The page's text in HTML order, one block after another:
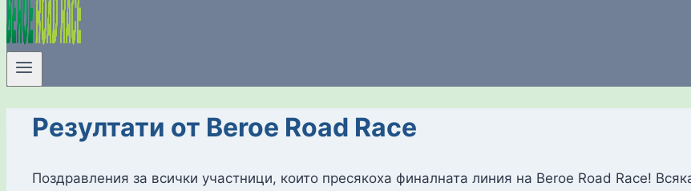
Резултати от Beroe Road Race
Поздравления за всички участници, които пресякоха финалната линия на Beroe Road Race!